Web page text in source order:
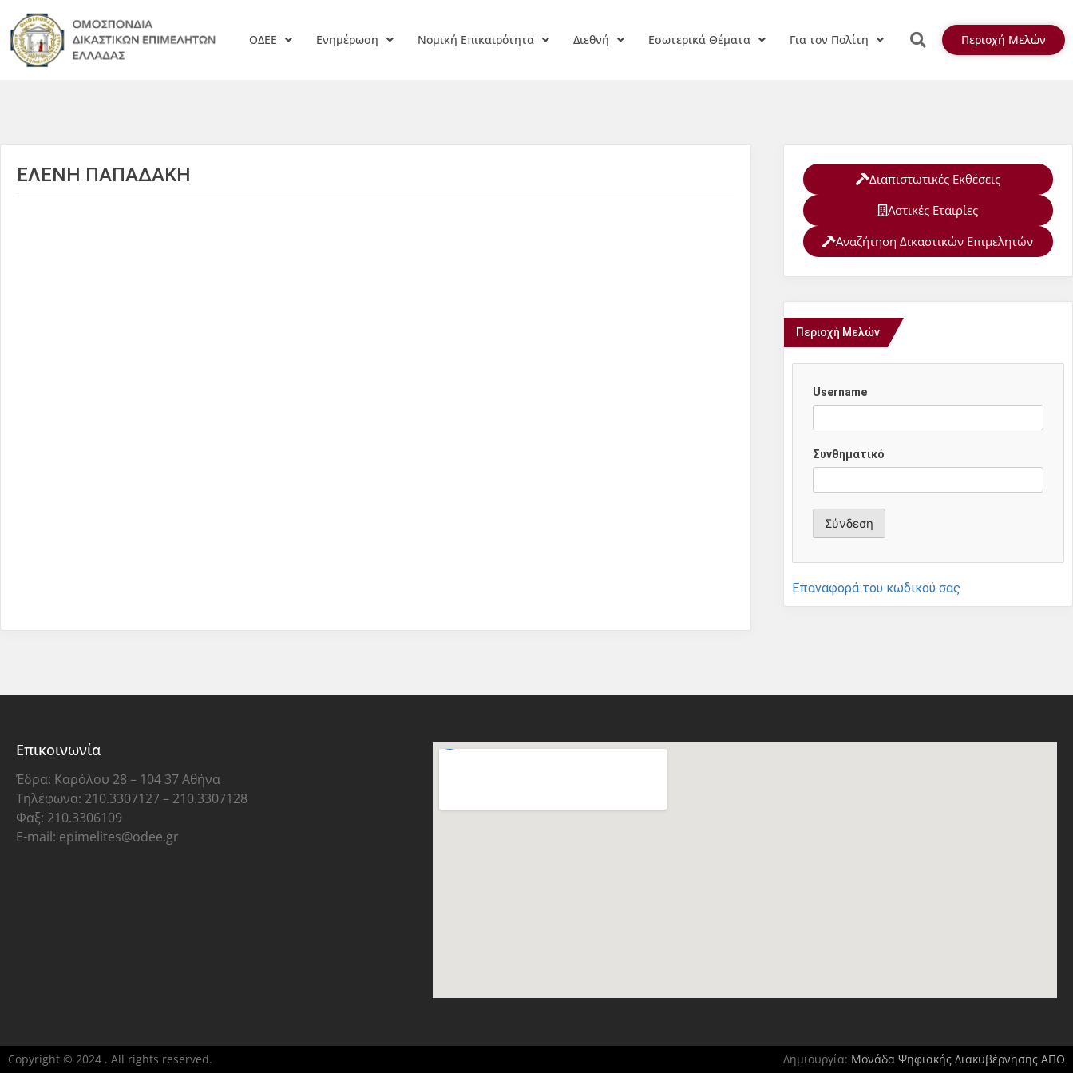
ΟΔΕΕ Ενημέρωση Νομική Επικαιρότητα Διεθνή Εσωτερικά Θέματα Για τον Πολίτη Περιοχή Μελών
ΕΛΕΝΗ ΠΑΠΑΔΑΚΗ
Διαπιστωτικές Εκθέσεις
Αστικές Εταιρίες
Αναζήτηση Δικαστικών Επιμελητών
Περιοχή Μελών
Username
Συνθηματικό
Επαναφορά του κωδικού σας
Επικοινωνία
Έδρα: Καρόλου 28 – 104 37 Αθήνα
Τηλέφωνα: 210.3307127 – 210.3307128
Φαξ: 210.3306109
E-mail: epimelites@odee.gr
Copyright © 2024 . All rights reserved. Δημιουργία: Μονάδα Ψηφιακής Διακυβέρνησης ΑΠΘ